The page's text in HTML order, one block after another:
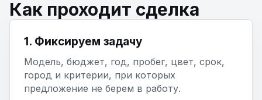
Как проходит сделка
1. Фиксируем задачу
Модель, бюджет, год, пробег, цвет, срок,
город и критерии, при которых
предложение не берем в работу.